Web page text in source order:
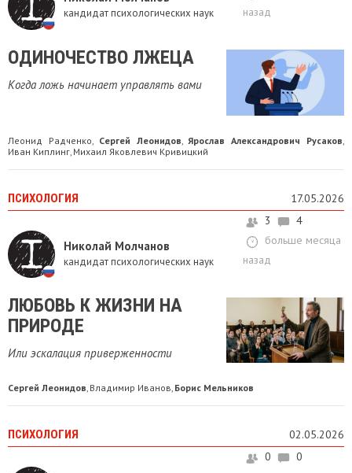
кандидат психологических наук
назад
ОДИНОЧЕСТВО ЛЖЕЦА
Когда ложь начинает управлять вами
Леонид Радченко, Сергей Леонидов,Ярослав Александрович Русаков,
Иван Киплинг, Михаил Яковлевич Кривицкий
ПСИХОЛОГИЯ 17.05.2026
Николай Молчанов
кандидат психологических наук
3
4
больше месяца
назад
ЛЮБОВЬ К ЖИЗНИ НА
ПРИРОДЕ
Или эскалация приверженности
Сергей Леонидов, Владимир Иванов, Борис Мельников
ПСИХОЛОГИЯ 02.05.2026
0 0